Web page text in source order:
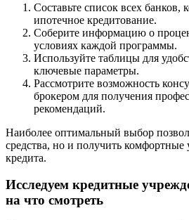
Составьте список всех банков,
ипотечное кредитование.
Соберите информацию о
условиях каждой программы.
Используйте таблицы для
ключевые параметры.
Рассмотрите возможность
брокером для получения
рекомендаций.
Наиболее оптимальный выбор
средства, но и получить комфортные
кредита.
Исследуем кредитные
на что смотреть